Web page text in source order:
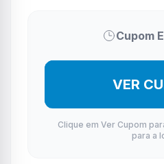
Cupom
VER
Clique em Ver Cupom
para a